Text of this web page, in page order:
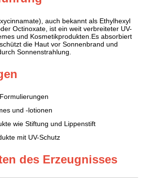
auch bekannt als Ethylhexyl
Octinoxate, ist ein weit verbreiteter UV-
und Kosmetikprodukten.Es absorbiert
die Haut vor Sonnenbrand und
Sonnenstrahlung.
und -lotionen
wie Stiftung und Lippenstift
mit UV-Schutz
des Erzeugnisses